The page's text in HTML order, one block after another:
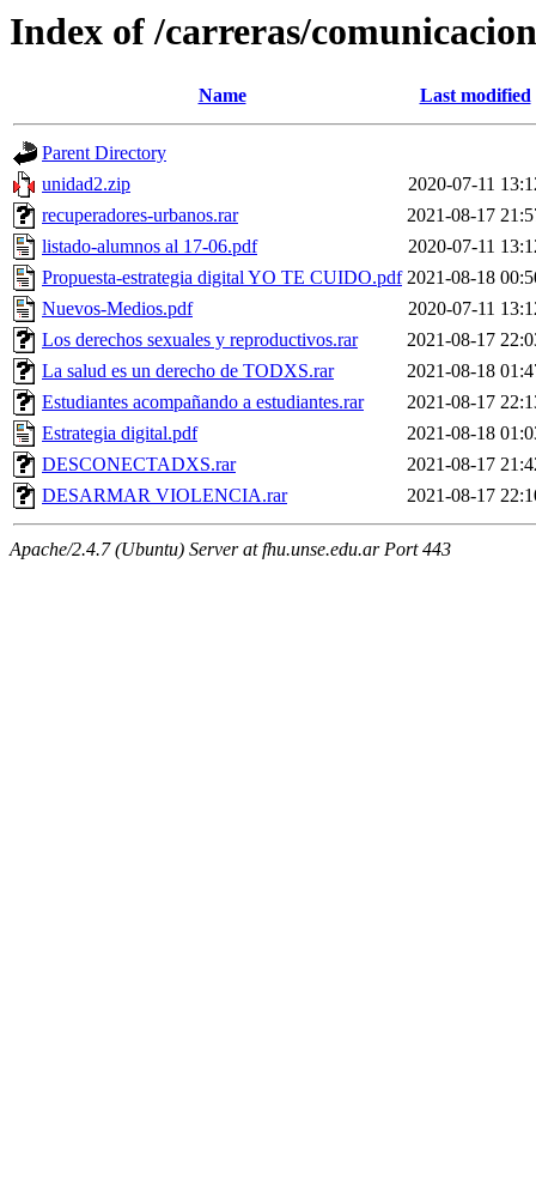
Index of /carreras/
Name Last modified
Parent Directory
unidad2.zip
2020-07-11
recuperadores-urbanos.rar
2021-08-17
listado-alumnos al 17-06.pdf
2020-07-11
Propuesta-estrategia digital YO TE CUIDO.pdf 2021-08-18
Nuevos-Medios.pdf
2020-07-11
Los derechos sexuales y reproductivos.rar
2021-08-17
La salud es un derecho de TODXS.rar
2021-08-18
Estudiantes acompañando a estudiantes.rar
2021-08-17
Estrategia digital.pdf
2021-08-18
DESCONECTADXS.rar
2021-08-17
DESARMAR VIOLENCIA.rar
2021-08-17
Apache/2.4.7 (Ubuntu) Server at fhu.unse.edu.ar Port 443